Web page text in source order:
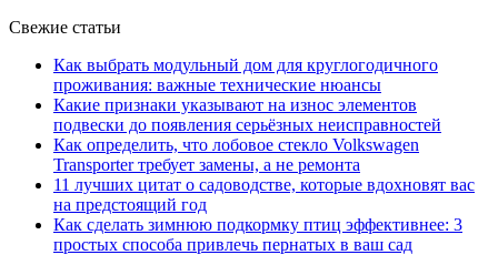
Свежие статьи
Как выбрать модульный дом для круглогодичного
проживания: важные технические нюансы
Какие признаки указывают на износ элементов
подвески до появления серьёзных неисправностей
Как определить, что лобовое стекло Volkswagen
Transporter требует замены, а не ремонта
11 лучших цитат о садоводстве, которые вдохновят вас
на предстоящий год
Как сделать зимнюю подкормку птиц эффективнее: 3
простых способа привлечь пернатых в ваш сад